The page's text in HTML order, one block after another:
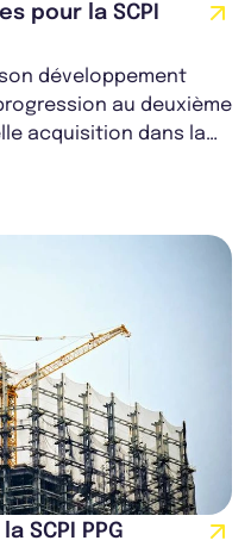
pour la SCPI
son développement
au deuxième
acquisition dans la
de...
SCPI PPG